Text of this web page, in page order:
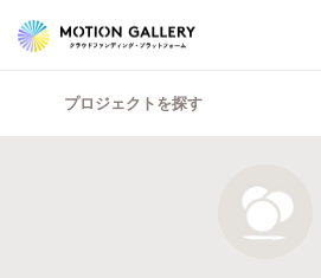
プロジェクトを探す